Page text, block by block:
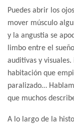
Puedes abrir los
mover músculo
y la angustia se
limbo entre el
auditivas y
habitación que
paralizado…
que muchos
A lo largo de la